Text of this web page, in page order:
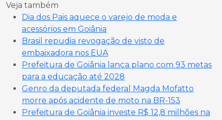
Veja também
Dia dos Pais aquece o varejo de moda e
acessórios em Goiânia
Brasil repudia revogação de visto de
embaixadora nos EUA
Prefeitura de Goiânia lança plano com 93 metas
para a educação até 2028
Genro da deputada federal Magda Mofatto
morre após acidente de moto na BR-153
Prefeitura de Goiânia investe R$ 12,8 milhões na